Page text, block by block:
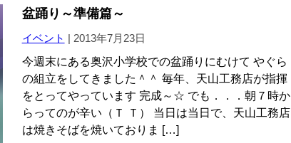
盆踊り～準備篇～
イベント | 2013年7月23日
今週末にある奥沢小学校での盆踊りにむけて やぐら
の組立をしてきました＾＾ 毎年、天山工務店が指揮
をとってやっています 完成～☆ でも．．．朝７時か
らってのが辛い（Ｔ Ｔ） 当日は当日で、天山工務店
は焼きそばを焼いておりま […]